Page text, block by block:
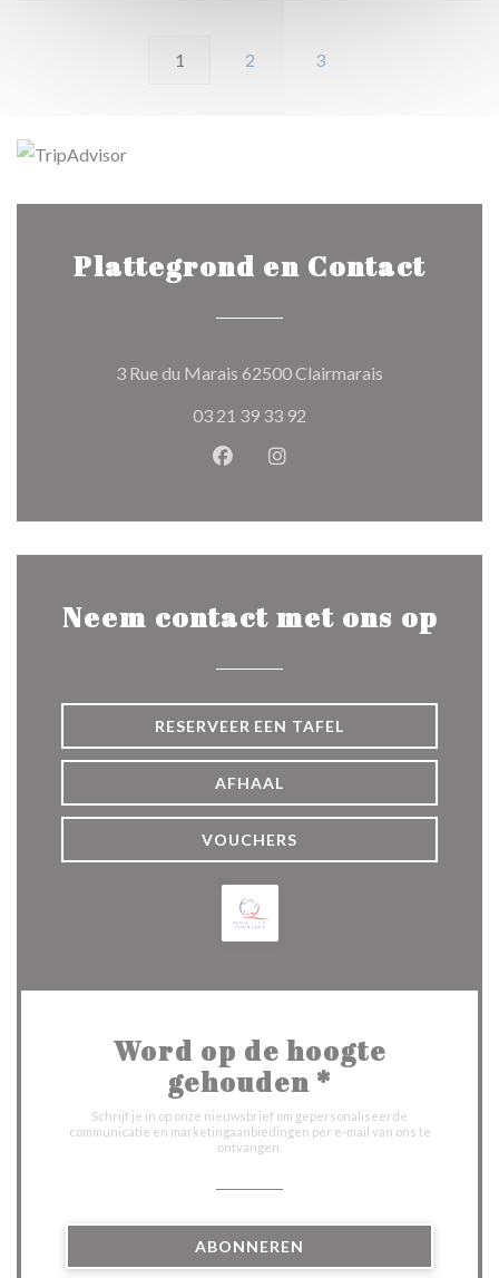
1 2 3
Plattegrond en Contact
3 Rue du Marais 62500 Clairmarais
03 21 39 33 92
Facebook ((opent in een nieuw
Instagram ((opent in een
Neem contact met ons op
RESERVEER EEN TAFEL
AFHAAL
VOUCHERS
Word op de hoogte
gehouden *
Schrijf je in op onze nieuwsbrief om gepersonaliseerde
communicatie en marketingaanbiedingen per e-mail van ons te
ontvangen.
ABONNEREN